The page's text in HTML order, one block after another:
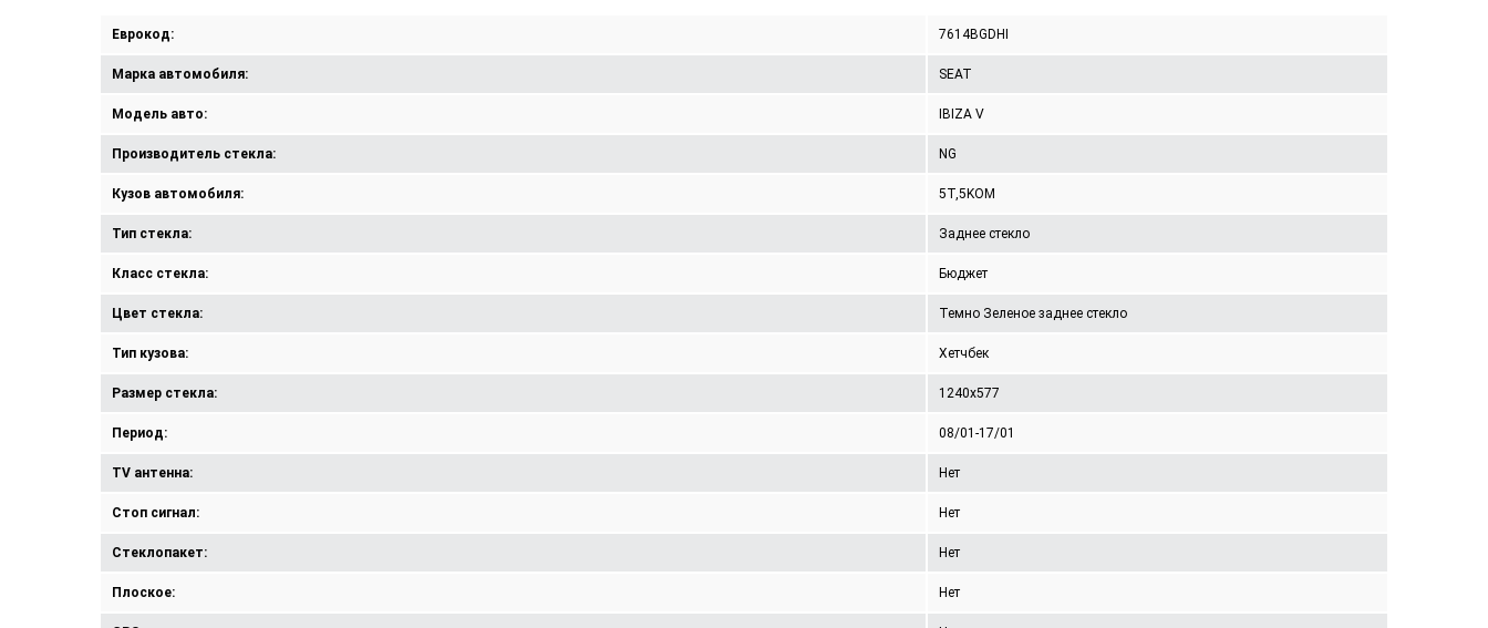
Еврокод: 7614BGDHI
Марка автомобиля: SEAT
Модель авто: IBIZA V
Производитель стекла: NG
Кузов автомобиля: 5T,5KOM
Тип стекла: Заднее стекло
Класс стекла: Бюджет
Цвет стекла: Темно Зеленое заднее стекло
Тип кузова: Хетчбек
Размер стекла: 1240x577
Период: 08/01-17/01
TV антенна: Нет
Стоп сигнал: Нет
Стеклопакет: Нет
Плоское: Нет